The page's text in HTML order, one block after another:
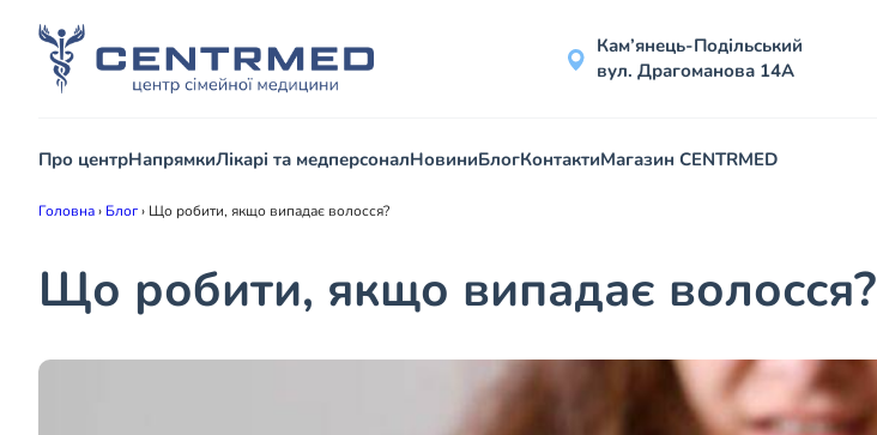
Кам’янець-Подільський
вул. Драгоманова 14А
Про центрНапрямкиЛікарі та медперсоналНовиниБлогКонтактиМагазин CENTRMED
Головна› Блог› Що робити, якщо випадає волосся?
Що робити, якщо випадає волосся?